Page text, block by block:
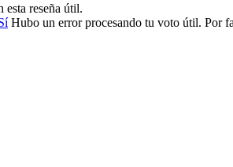
esta reseña útil.
Hubo un error procesando tu voto útil. Por